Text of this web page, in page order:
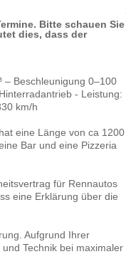
Bitte schauen Sie
dies, dass der
– Beschleunigung 0–100
- Leistung:
km/h
eine Länge von ca 1200
Bar und eine Pizzeria
für Rennautos
eine Erklärung über die
Aufgrund Ihrer
Technik bei maximaler